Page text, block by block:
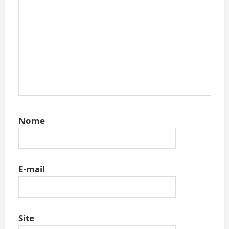
Nome
E-mail
Site